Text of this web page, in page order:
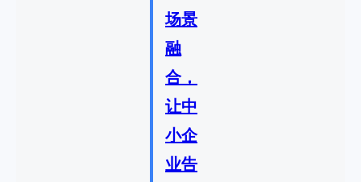
场景
融
合，
让中
小企
业告